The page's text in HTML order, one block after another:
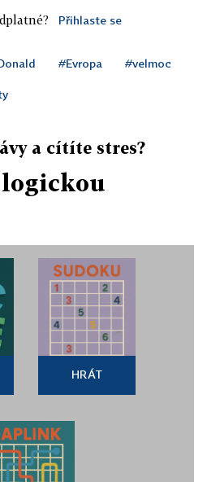
Přihlaste se
#Evropa #velmoc
a cítíte stres?
logickou
HRÁT